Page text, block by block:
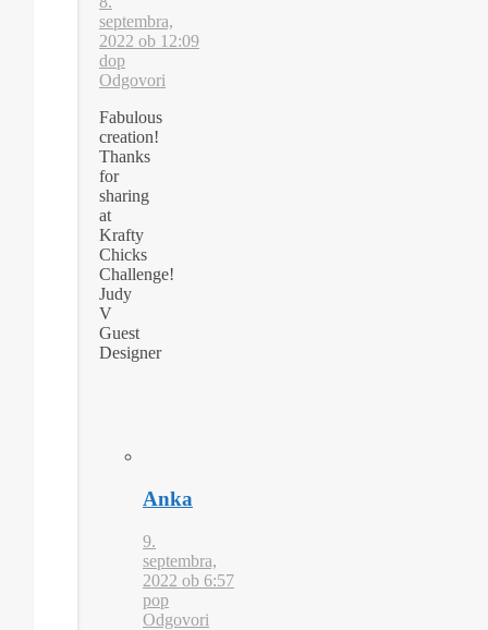
septembra,
2022 ob 12:09
dop
Odgovori
Fabulous
creation!
Thanks
for
sharing
at
Krafty
Chicks
Challenge!
Judy
V
Guest
Designer
Anka
9.
septembra,
2022 ob 6:57
pop
Odgovori